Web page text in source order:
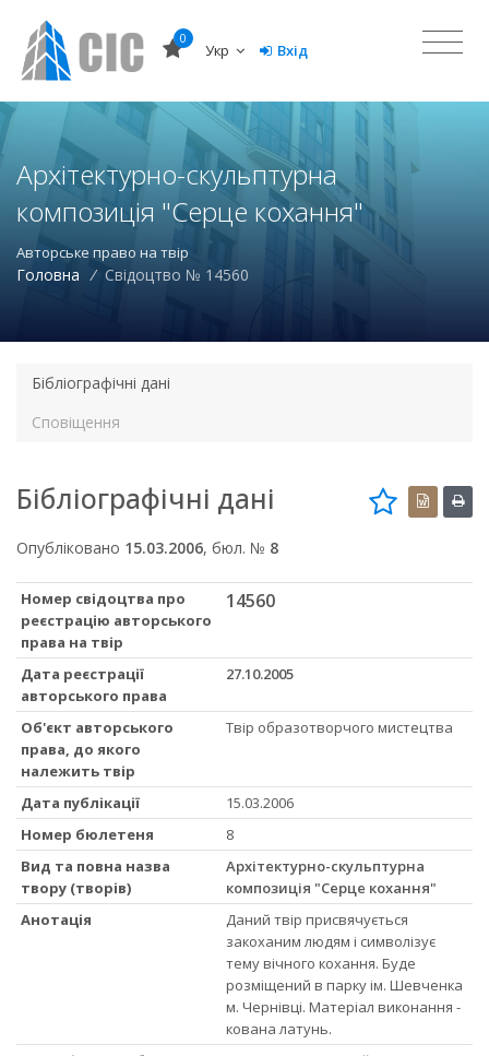
0
Укр Вхід
Архітектурно-скульптурна
композиція "Серце кохання"
Авторське право на твір
Головна / Свідоцтво № 14560
Бібліографічні дані
Сповіщення
Бібліографічні дані
Опубліковано 15.03.2006, бюл. № 8
Номер свідоцтва про
реєстрацію авторського
права на твір
14560
Дата реєстрації
авторського права
27.10.2005
Об'єкт авторського
права, до якого
належить твір
Твір образотворчого мистецтва
Дата публікації
15.03.2006
Номер бюлетеня
8
Вид та повна назва
твору (творів)
Архітектурно-скульптурна
композиція "Серце кохання"
Анотація
Даний твір присвячується
закоханим людям і символізує
тему вічного кохання. Буде
розміщений в парку ім. Шевченка
м. Чернівці. Матеріал виконання -
кована латунь.